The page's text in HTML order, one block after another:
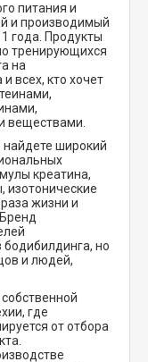
питания и
и производимый
года. Продукты
тренирующихся
на
всех, кто хочет
веществами.
найдете широкий
креатина,
изотонические
жизни и
бодибилдинга, но
и людей,
где
от отбора